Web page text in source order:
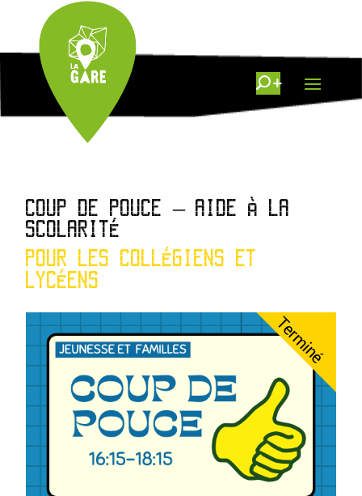
COUP DE POUCE – AIDE À LA
SCOLARITÉ
POUR LES COLLÉGIENS ET
LYCÉENS
Terminé